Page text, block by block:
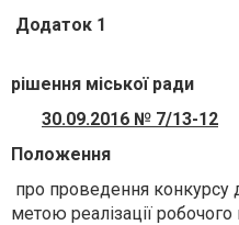
Додаток 1
рішення міської ради
30.09.2016 № 7/13-12
Положення
про проведення конкурсу
метою реалізації